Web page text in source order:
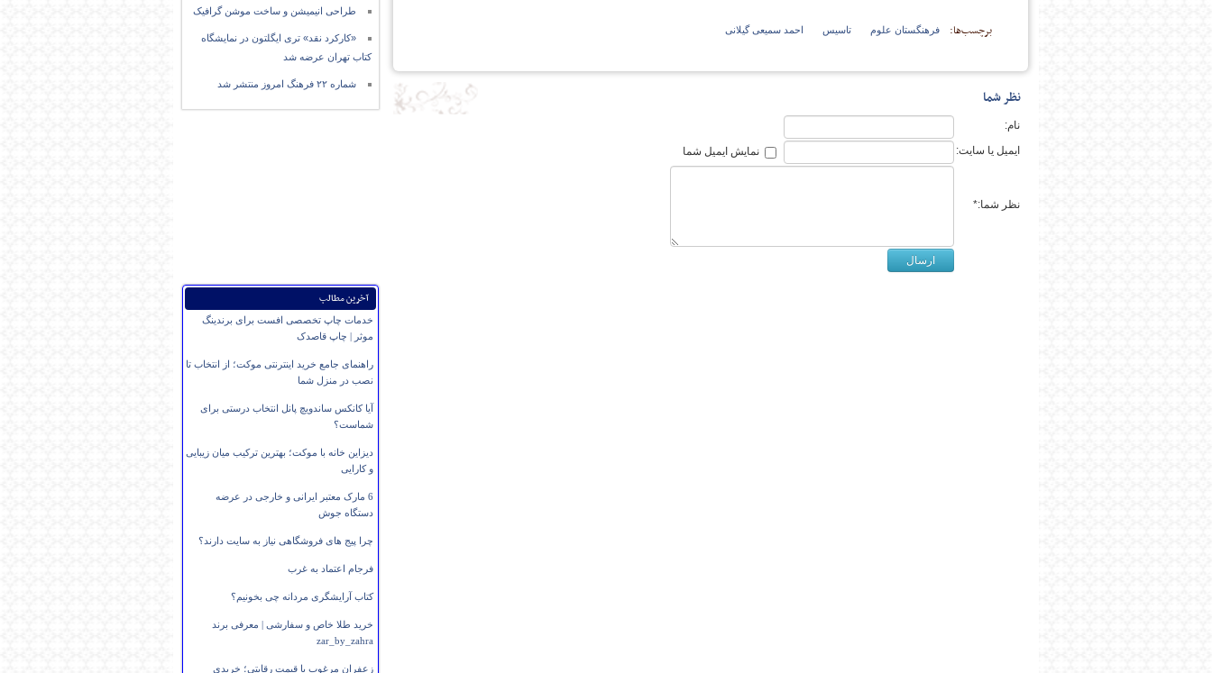
طراحی انیمیشن و ساخت موشن گرافیک
«کارکرد نقد» تری ایگلتون در نمایشگاه
کتاب تهران عرضه شد
شماره ۲۲ فرهنگ امروز منتشر شد
آخرین مطالب
خدمات چاپ تخصصی افست برای برندینگ
موثر | چاپ قاصدک
راهنمای جامع خرید اینترنتی موکت؛ از انتخاب تا
نصب در منزل شما
آیا کانکس ساندویچ پانل انتخاب درستی برای
شماست؟
دیزاین خانه با موکت؛ بهترین ترکیب میان زیبایی
و کارایی
6 مارک معتبر ایرانی و خارجی در عرضه
دستگاه جوش
چرا پیج های فروشگاهی نیاز به سایت دارند؟
فرجام اعتماد به غرب
کتاب آرایشگری مردانه چی بخونیم؟
خرید طلا خاص و سفارشی | معرفی برند
zar_by_zahra
زعفران مرغوب با قیمت رقابتی؛ خریدی
برچسب‌ها: فرهنگستان علوم تاسیس احمد سمیعی گیلانی
نظر شما
نام:
ایمیل یا سایت:
نمایش ایمیل شما
نظر شما:*